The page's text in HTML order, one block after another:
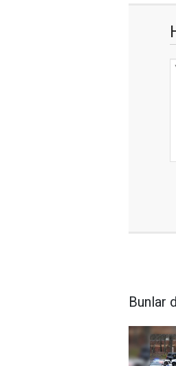
Bunlar